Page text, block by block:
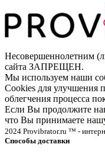
Несовершеннолетним
сайта ЗАПРЕЩЕН.
Мы используем наши
Cookies для улучшения
облегчения процесса
Если Вы продолжите
что Вы принимаете
2024 Provibrator.ru ™ -
Способы доставки